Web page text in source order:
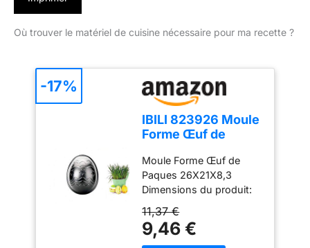
Où trouver le matériel de cuisine nécessaire pour ma recette ?
IBILI 823926 Moule
Forme Œuf de
22,5 x 12 x 28,5 cm
Moule Forme Œuf de
Paques 26X21X8,3
Dimensions du produit:
Couleur du produit: Noir
Garantie de 2 ans
11,37 €
9,46 €
-17%